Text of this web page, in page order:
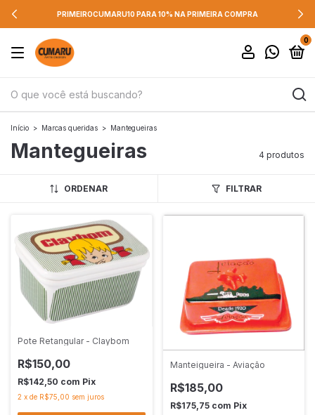
PRIMEIROCUMARU10 PARA 10% NA PRIMEIRA COMPRA
0
Início > Marcas queridas > Mantegueiras
Mantegueiras 4 produtos
ORDENAR FILTRAR
Pote Retangular - Claybom
R$150,00
R$142,50 com Pix
2 x de R$75,00 sem juros
Manteigueira - Aviação
R$185,00
R$175,75 com Pix